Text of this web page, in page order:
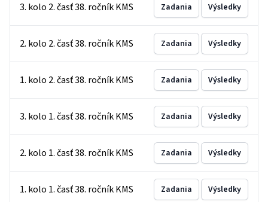
3. kolo 2. časť 38. ročník KMS Zadania Výsledky
2. kolo 2. časť 38. ročník KMS Zadania Výsledky
1. kolo 2. časť 38. ročník KMS Zadania Výsledky
3. kolo 1. časť 38. ročník KMS Zadania Výsledky
2. kolo 1. časť 38. ročník KMS Zadania Výsledky
1. kolo 1. časť 38. ročník KMS Zadania Výsledky